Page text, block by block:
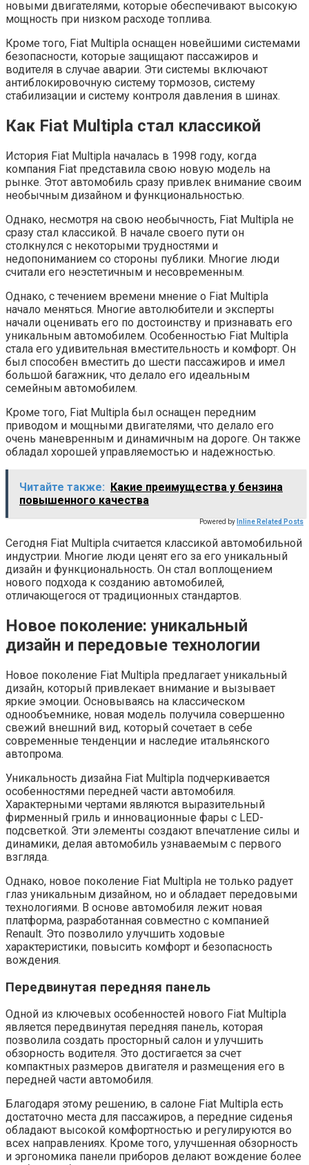
новыми двигателями, которые обеспечивают высокую
мощность при низком расходе топлива.
Кроме того, Fiat Multipla оснащен новейшими системами
безопасности, которые защищают пассажиров и
водителя в случае аварии. Эти системы включают
антиблокировочную систему тормозов, систему
стабилизации и систему контроля давления в шинах.
Как Fiat Multipla стал классикой
История Fiat Multipla началась в 1998 году, когда
компания Fiat представила свою новую модель на
рынке. Этот автомобиль сразу привлек внимание своим
необычным дизайном и функциональностью.
Однако, несмотря на свою необычность, Fiat Multipla не
сразу стал классикой. В начале своего пути он
столкнулся с некоторыми трудностями и
недопониманием со стороны публики. Многие люди
считали его неэстетичным и несовременным.
Однако, с течением времени мнение о Fiat Multipla
начало меняться. Многие автолюбители и эксперты
начали оценивать его по достоинству и признавать его
уникальным автомобилем. Особенностью Fiat Multipla
стала его удивительная вместительность и комфорт. Он
был способен вместить до шести пассажиров и имел
большой багажник, что делало его идеальным
семейным автомобилем.
Кроме того, Fiat Multipla был оснащен передним
приводом и мощными двигателями, что делало его
очень маневренным и динамичным на дороге. Он также
обладал хорошей управляемостью и надежностью.
Читайте также: Какие преимущества у бензина
повышенного качества
Powered by Inline Related Posts
Сегодня Fiat Multipla считается классикой автомобильной
индустрии. Многие люди ценят его за его уникальный
дизайн и функциональность. Он стал воплощением
нового подхода к созданию автомобилей,
отличающегося от традиционных стандартов.
Новое поколение: уникальный
дизайн и передовые технологии
Новое поколение Fiat Multipla предлагает уникальный
дизайн, который привлекает внимание и вызывает
яркие эмоции. Основываясь на классическом
однообъемнике, новая модель получила совершенно
свежий внешний вид, который сочетает в себе
современные тенденции и наследие итальянского
автопрома.
Уникальность дизайна Fiat Multipla подчеркивается
особенностями передней части автомобиля.
Характерными чертами являются выразительный
фирменный гриль и инновационные фары с LED-
подсветкой. Эти элементы создают впечатление силы и
динамики, делая автомобиль узнаваемым с первого
взгляда.
Однако, новое поколение Fiat Multipla не только радует
глаз уникальным дизайном, но и обладает передовыми
технологиями. В основе автомобиля лежит новая
платформа, разработанная совместно с компанией
Renault. Это позволило улучшить ходовые
характеристики, повысить комфорт и безопасность
вождения.
Передвинутая передняя панель
Одной из ключевых особенностей нового Fiat Multipla
является передвинутая передняя панель, которая
позволила создать просторный салон и улучшить
обзорность водителя. Это достигается за счет
компактных размеров двигателя и размещения его в
передней части автомобиля.
Благодаря этому решению, в салоне Fiat Multipla есть
достаточно места для пассажиров, а передние сиденья
обладают высокой комфортностью и регулируются во
всех направлениях. Кроме того, улучшенная обзорность
и эргономика панели приборов делают вождение более